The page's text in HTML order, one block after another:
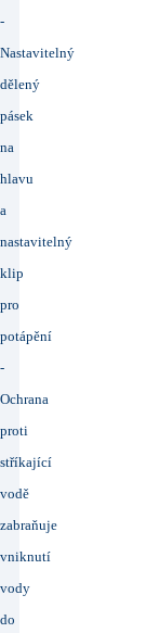
-
Nastavitelný
dělený
pásek
na
hlavu
a
nastavitelný
klip
pro
potápění
-
Ochrana
proti
stříkající
vodě
zabraňuje
vniknutí
vody
do